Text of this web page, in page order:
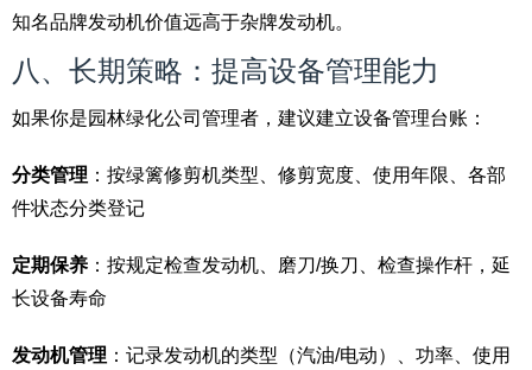
知名品牌发动机价值远高于杂牌发动机。
八、长期策略：提高设备管理能力
如果你是园林绿化公司管理者，建议建立设备管理台账：
分类管理 ：按绿篱修剪机类型、修剪宽度、使用年限、各部
件状态分类登记
定期保养 ：按规定检查发动机、磨刀/换刀、检查操作杆，延
长设备寿命
发动机管理 ：记录发动机的类型（汽油/电动）、功率、使用